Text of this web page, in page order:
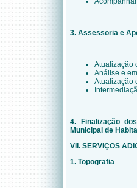
3. Assessoria e
Atualização
Análise e
Atualização
4. Finalização
Municipal de
VII. SERVIÇOS
1. Topografia